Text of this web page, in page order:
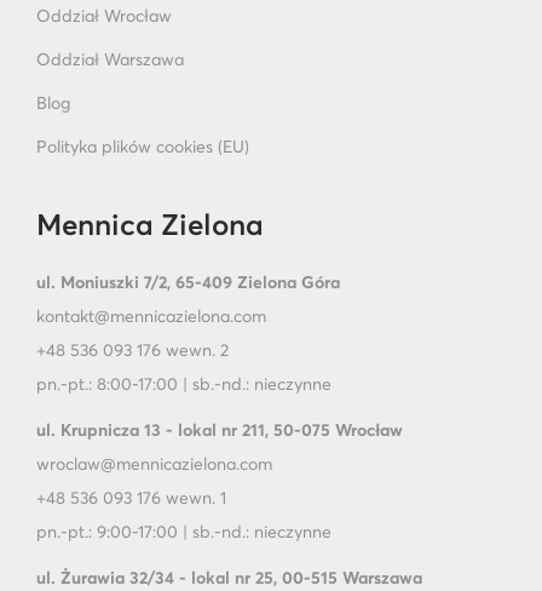
Oddział Wrocław
Oddział Warszawa
Blog
Polityka plików cookies (EU)
Mennica Zielona
ul. Moniuszki 7/2, 65-409 Zielona Góra
kontakt@mennicazielona.com
+48 536 093 176 wewn. 2
pn.-pt.: 8:00-17:00 | sb.-nd.: nieczynne
ul. Krupnicza 13 - lokal nr 211, 50-075 Wrocław
wroclaw@mennicazielona.com
+48 536 093 176 wewn. 1
pn.-pt.: 9:00-17:00 | sb.-nd.: nieczynne
ul. Żurawia 32/34 - lokal nr 25, 00-515 Warszawa